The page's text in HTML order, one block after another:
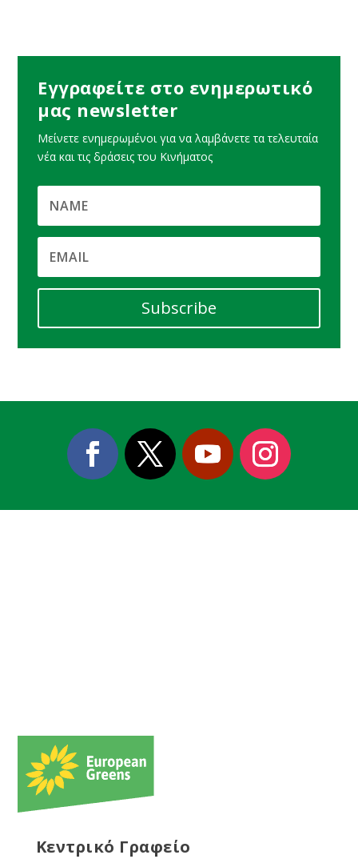
Εγγραφείτε στο ενημερωτικό
μας newsletter
Μείνετε ενημερωμένοι για να λαμβάνετε τα τελευταία
νέα και τις δράσεις του Κινήματος
Subscribe
Κεντρικό Γραφείο